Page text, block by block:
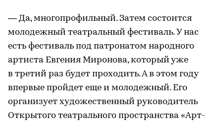
— Да, многопрофильный. Затем состоится
молодежный театральный фестиваль. У нас
есть фестиваль под патронатом народного
артиста Евгения Миронова, который уже
в третий раз будет проходить. А в этом году
впервые пройдет еще и молодежный. Его
организует художественный руководитель
Открытого театрального пространства «Арт-